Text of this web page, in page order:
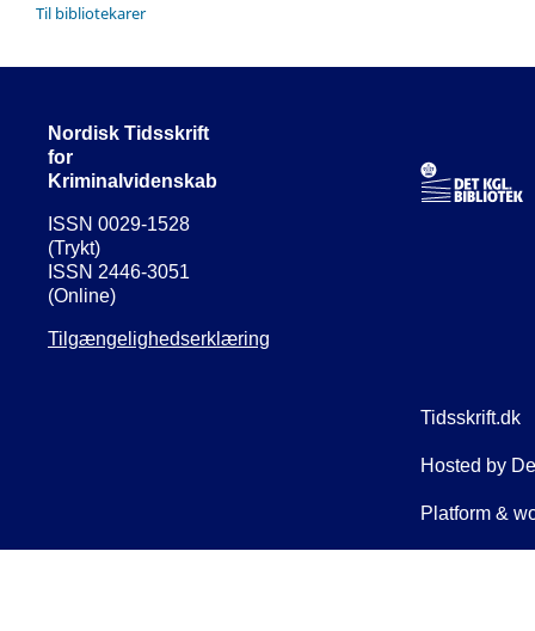
Til bibliotekarer
Nordisk Tidsskrift
for
Kriminalvidenskab
ISSN 0029-1528
(Trykt)
ISSN 2446-3051
(Online)
Tilgængelighedserklæring